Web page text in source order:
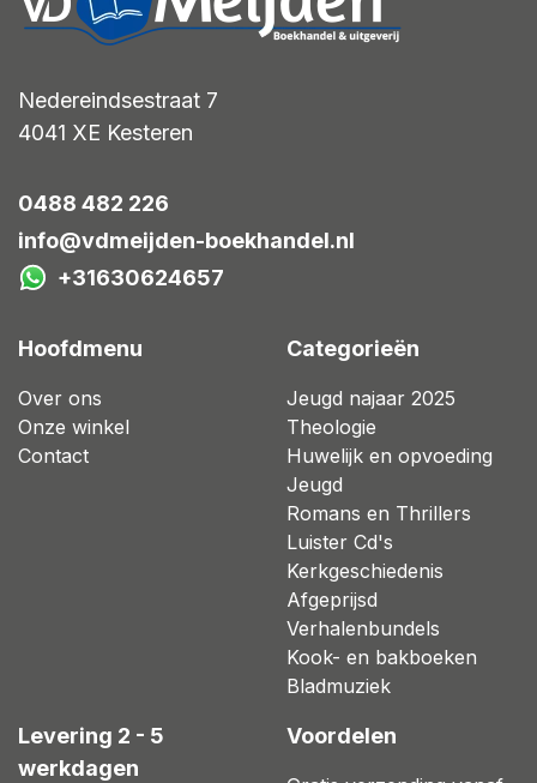
Nedereindsestraat 7
4041 XE Kesteren
0488 482 226
info@vdmeijden-boekhandel.nl
+31630624657
Hoofdmenu
Over ons
Onze winkel
Contact
Categorieën
Jeugd najaar 2025
Theologie
Huwelijk en opvoeding
Jeugd
Romans en Thrillers
Luister Cd's
Kerkgeschiedenis
Afgeprijsd
Verhalenbundels
Kook- en bakboeken
Bladmuziek
Levering 2 - 5
werkdagen
Voordelen